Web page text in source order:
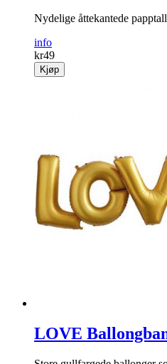
Nydelige åttekantede
info
kr49
Kjøp
LOVE